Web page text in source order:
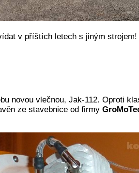
v příštích letech s jiným strojem!
novou vlečnou, Jak-112. Oproti
ze stavebnice od firmy